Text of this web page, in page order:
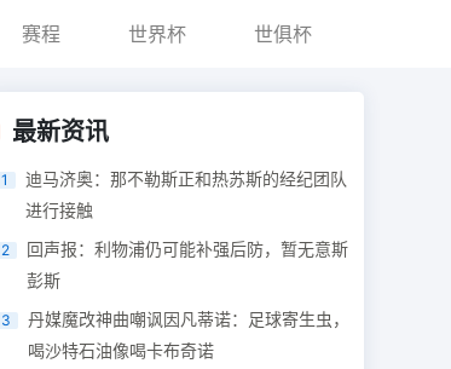
赛程 世界杯 世俱杯
最新资讯
1
迪马济奥：那不勒斯正和热苏斯的经纪团队
进行接触
2
回声报：利物浦仍可能补强后防，暂无意斯
彭斯
3
丹媒魔改神曲嘲讽因凡蒂诺：足球寄生虫，
喝沙特石油像喝卡布奇诺